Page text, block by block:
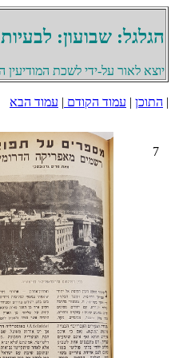
הגלגל: שבועון:
יוצא לאור על-ידי לשכת
| התוכן | עמוד הקודם | עמוד הבא
7